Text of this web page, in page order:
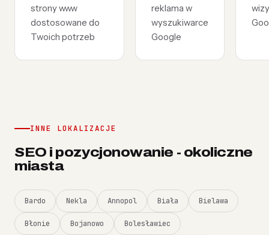
strony www
dostosowane do
Twoich potrzeb
reklama w
wyszukiwarce
Google
INNE LOKALIZACJE
SEO i pozycjonowanie - okoliczne
miasta
Bardo Nekla Annopol Biała Bielawa
Błonie Bojanowo Bolesławiec